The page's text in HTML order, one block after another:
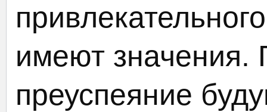
имеют значения.
преуспеяние